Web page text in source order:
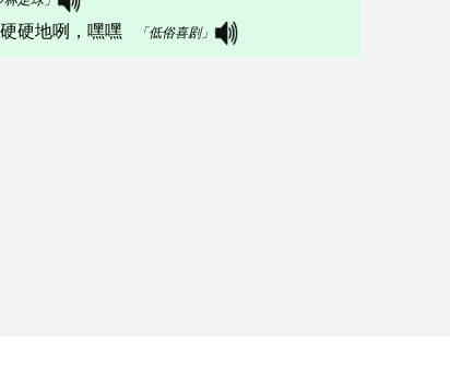
硬地咧，嘿嘿 「低俗喜剧」